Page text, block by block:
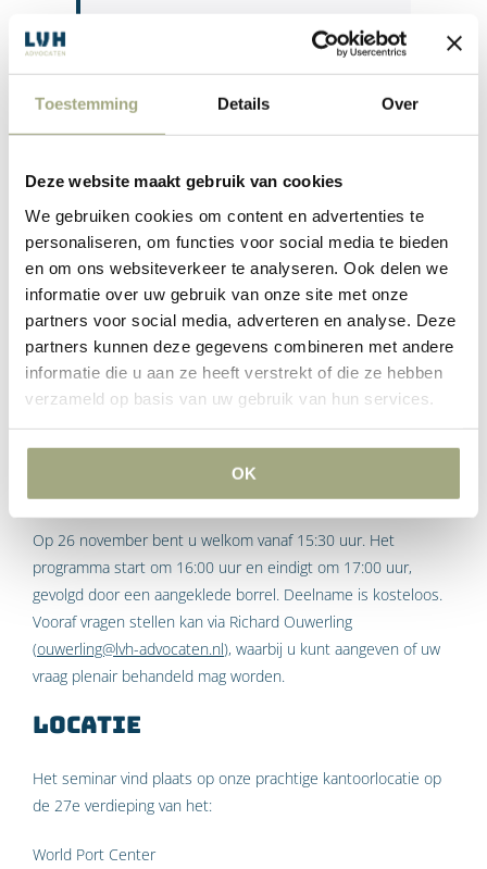
Toestemming Details Over
Deze website maakt gebruik van cookies
We gebruiken cookies om content en advertenties te
personaliseren, om functies voor social media te bieden
en om ons websiteverkeer te analyseren. Ook delen we
informatie over uw gebruik van onze site met onze
partners voor social media, adverteren en analyse. Deze
partners kunnen deze gegevens combineren met andere
informatie die u aan ze heeft verstrekt of die ze hebben
verzameld op basis van uw gebruik van hun services.
OK
Onderwerpen die aan bod
Werken met zzp’ers (zonder al te veel risico);
Werkingssfeer cao en pensioen;
Hervorming concurrentiebeding
Wijziging re-integratieverplichting in het tweede
ziektejaar
Inschrijven
Deelname aan het seminar is kosteloos. U kunt zich
aanmelden voor het seminar door op onderstaande
aanmeldlink te klikken.
Op 26 november bent u welkom vanaf 15:30 uur. Het
programma start om 16:00 uur en eindigt om 17:00 uur,
gevolgd door een aangeklede borrel. Deelname is kosteloos.
Vooraf vragen stellen kan via Richard Ouwerling
(ouwerling@lvh-advocaten.nl), waarbij u kunt aangeven of uw
vraag plenair behandeld mag worden.
Locatie
Het seminar vind plaats op onze prachtige kantoorlocatie op
de 27e verdieping van het:
World Port Center